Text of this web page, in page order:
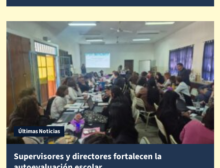
Últimas Noticias
Supervisores y directores fortalecen la